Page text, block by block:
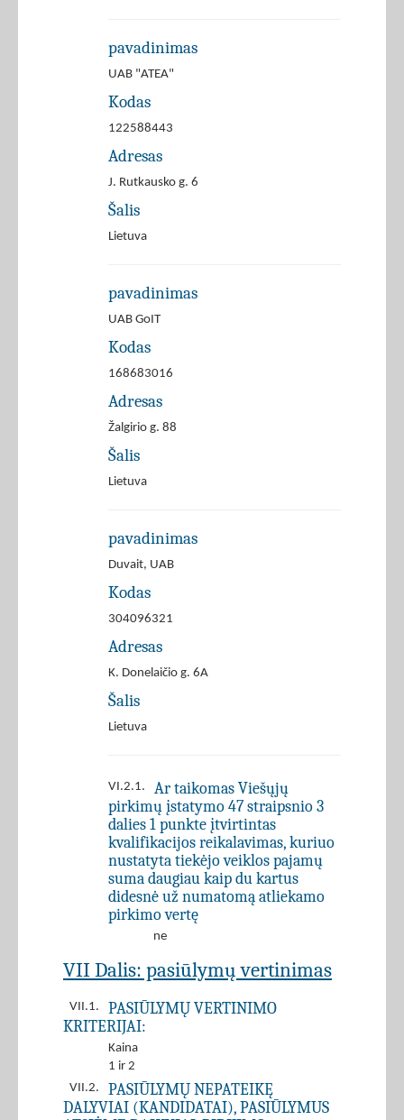
pavadinimas
UAB "ATEA"
Kodas
122588443
Adresas
J. Rutkausko g. 6
Šalis
Lietuva
pavadinimas
UAB GoIT
Kodas
168683016
Adresas
Žalgirio g. 88
Šalis
Lietuva
pavadinimas
Duvait, UAB
Kodas
304096321
Adresas
K. Donelaičio g. 6A
Šalis
Lietuva
VI.2.1.
Ar taikomas Viešųjų
pirkimų įstatymo 47 straipsnio 3
dalies 1 punkte įtvirtintas
kvalifikacijos reikalavimas, kuriuo
nustatyta tiekėjo veiklos pajamų
suma daugiau kaip du kartus
didesnė už numatomą atliekamo
pirkimo vertę
ne
VII Dalis: pasiūlymų vertinimas
VII.1.
PASIŪLYMŲ VERTINIMO
KRITERIJAI:
Kaina
1 ir 2
VII.2.
PASIŪLYMŲ NEPATEIKĘ
DALYVIAI (KANDIDATAI), PASIŪLYMUS